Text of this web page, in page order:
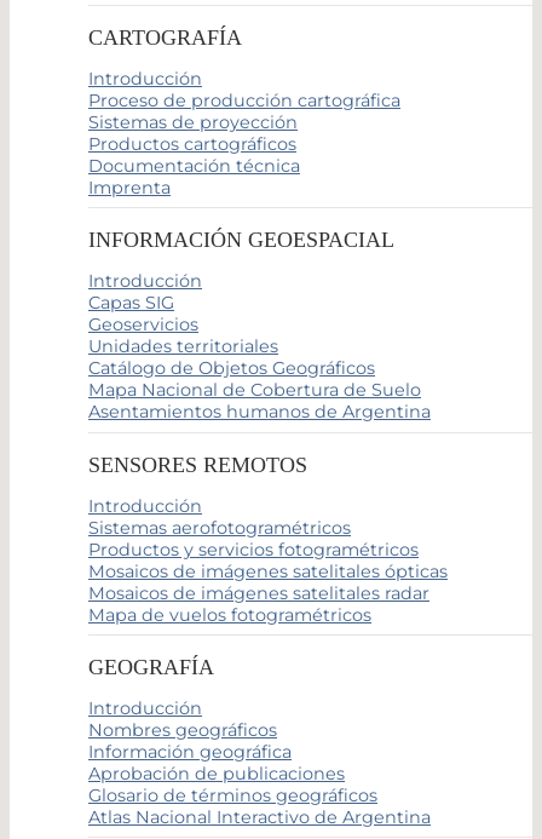
CARTOGRAFÍA
Introducción
Proceso de producción cartográfica
Sistemas de proyección
Productos cartográficos
Documentación técnica
Imprenta
INFORMACIÓN GEOESPACIAL
Introducción
Capas SIG
Geoservicios
Unidades territoriales
Catálogo de Objetos Geográficos
Mapa Nacional de Cobertura de Suelo
Asentamientos humanos de Argentina
SENSORES REMOTOS
Introducción
Sistemas aerofotogramétricos
Productos y servicios fotogramétricos
Mosaicos de imágenes satelitales ópticas
Mosaicos de imágenes satelitales radar
Mapa de vuelos fotogramétricos
GEOGRAFÍA
Introducción
Nombres geográficos
Información geográfica
Aprobación de publicaciones
Glosario de términos geográficos
Atlas Nacional Interactivo de Argentina